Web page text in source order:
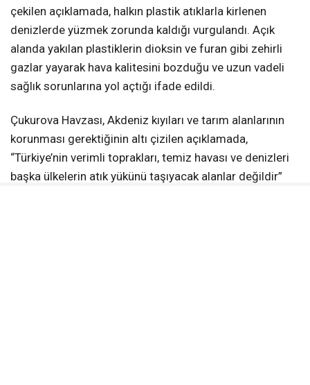
çekilen açıklamada, halkın plastik atıklarla kirlenen
denizlerde yüzmek zorunda kaldığı vurgulandı. Açık
alanda yakılan plastiklerin dioksin ve furan gibi zehirli
gazlar yayarak hava kalitesini bozduğu ve uzun vadeli
sağlık sorunlarına yol açtığı ifade edildi.
Çukurova Havzası, Akdeniz kıyıları ve tarım alanlarının
korunması gerektiğinin altı çizilen açıklamada,
“Türkiye’nin verimli toprakları, temiz havası ve denizleri
başka ülkelerin atık yükünü taşıyacak alanlar değildir”